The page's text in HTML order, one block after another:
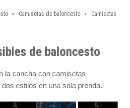
Camisetas de baloncesto
Camisetas
de baloncesto
la cancha con camisetas
estilos en una sola prenda.